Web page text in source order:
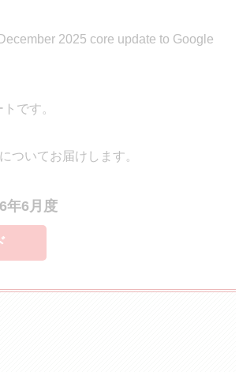
2025 core update to Google
です。
ついてお届けします。
年6月度